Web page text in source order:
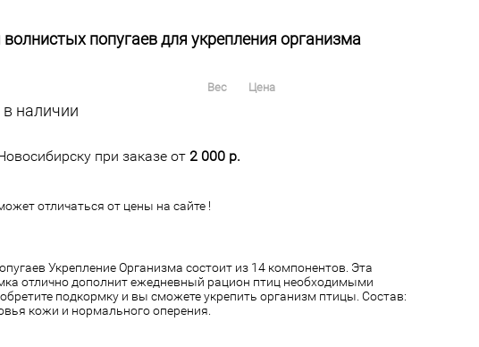
попугаев для укрепления организма
Вес Цена
наличии
при заказе от 2 000 р.
отличаться от цены на сайте !
Укрепление Организма состоит из 14 компонентов. Эта
отлично дополнит ежедневный рацион птиц необходимыми
подкормку и вы сможете укрепить организм птицы. Состав:
кожи и нормального оперения.